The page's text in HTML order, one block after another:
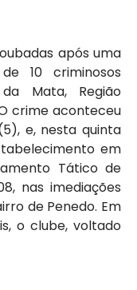
após uma
10 criminosos
Mata, Região
crime aconteceu
e, nesta quinta
em
Tático de
nas imediações
de Penedo. Em
o clube, voltado